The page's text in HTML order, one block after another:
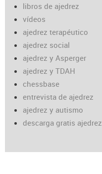
libros de ajedrez
vídeos
ajedrez terapéutico
ajedrez social
ajedrez y Asperger
ajedrez y TDAH
chessbase
entrevista de ajedrez
ajedrez y autismo
descarga gratis ajedrez